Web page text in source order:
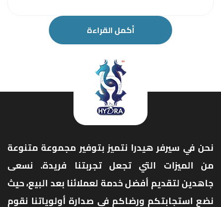
أكمل القراءة
نحن في سيرفر هيدرا نتميز بتوفير مجموعة متنوعة
من الميزات التي تجعل تجربتنا فريدة. نسعى
جاهدين لتقديم أفضل خدمة لعملائنا بعد البيع، حيث
نضع استجابتكم ورضاكم في صدارة أولوياتنا نقوم